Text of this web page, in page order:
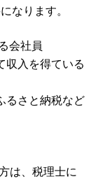
なります。
会社員
収入を得ている
るさと納税など
は、税理士に